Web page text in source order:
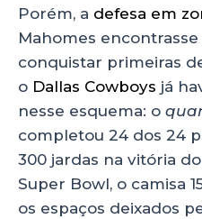
Porém, a defesa em
Mahomes encontrasse
conquistar primeiras
o Dallas Cowboys já
nesse esquema: o
completou 24 dos 24
300 jardas na vitória
Super Bowl, o camisa
os espaços deixados